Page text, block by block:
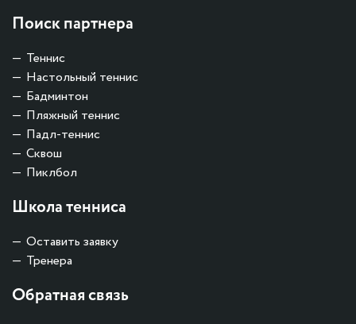
Поиск партнера
Теннис
Настольный теннис
Бадминтон
Пляжный теннис
Падл-теннис
Сквош
Пиклбол
Школа тенниса
Оставить заявку
Тренера
Обратная связь